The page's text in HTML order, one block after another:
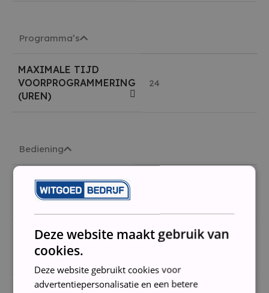
Programma’s
MAXIMALE TIJD
VOORPROGRAMMERING
(UREN)
24
Bediening
WEERGAVE
PROGRAMMAVERLOOP
DIGITALE
RESTTIJDWEERGAVE
INDICATOR EINDE
Deze website maakt gebruik van
cookies.
Deze website gebruikt cookies voor
advertentiepersonalisatie en een betere